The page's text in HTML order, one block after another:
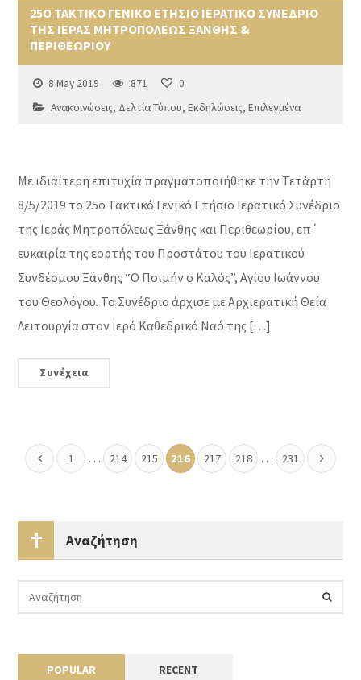
25Ο ΤΑΚΤΙΚΟ ΓΕΝΙΚΟ ΕΤΗΣΙΟ ΙΕΡΑΤΙΚΟ ΣΥΝΕΔΡΙΟ
ΤΗΣ ΙΕΡΑΣ ΜΗΤΡΟΠΟΛΕΩΣ ΞΑΝΘΗΣ &
ΠΕΡΙΘΕΩΡΙΟΥ
8 May 2019 871
0
Ανακοινώσεις, Δελτία Τύπου,Εκδηλώσεις,Επιλεγμένα
Mε ιδιαίτερη επιτυχία πραγματοποιήθηκε την Τετάρτη
8/5/2019 το 25ο Τακτικό Γενικό Ετήσιο Ιερατικό Συνέδριο
της Ιεράς Μητροπόλεως Ξάνθης και Περιθεωρίου, επ΄
ευκαιρία της εορτής του Προστάτου του Ιερατικού
Συνδέσμου Ξάνθης “Ο Ποιμήν ο Καλός”, Αγίου Ιωάννου
του Θεολόγου. Το Συνέδριο άρχισε με Αρχιερατική Θεία
Λειτουργία στον Ιερό Καθεδρικό Ναό της […]
Συνέχεια
1 … 214 215 216 217 218 … 231
Αναζήτηση
POPULAR RECENT